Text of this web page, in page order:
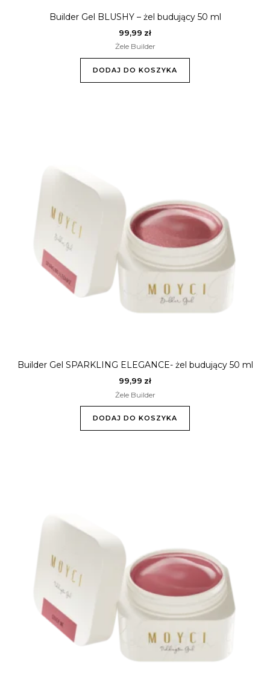
Builder Gel BLUSHY – żel budujący 50 ml
99,99 zł
Żele Builder
DODAJ DO KOSZYKA
Builder Gel SPARKLING ELEGANCE- żel budujący 50 ml
99,99 zł
Żele Builder
DODAJ DO KOSZYKA